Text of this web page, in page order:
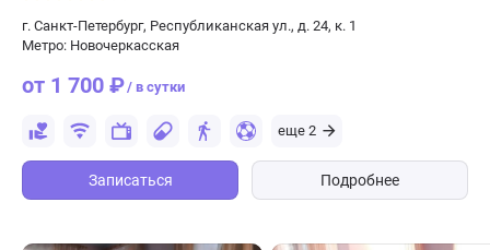
г. Санкт-Петербург, Республиканская ул., д. 24, к. 1
Метро: Новочеркасская
от 1 700 ₽/ в сутки
еще 2
Записаться Подробнее